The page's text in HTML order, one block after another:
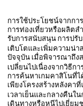
c
l
i
n
g
T
e
a
การใช้ประโยชน์จากก
การท่องเที่ยวหรือผลิต
รับการสนับสนุน การปรั
เติบโตและเพิ่มความน่
ปัจจุบัน เมื่อพิจารณาถึง
เปลี่ยนไปเนื่องจากวิธีก
การค้นหาเกมคาสิโนที่
เพียงโครงสร้างหลังคา
เวลาเย็นและกลางคืน
เดินทางหรือหนีไปเยี่ย